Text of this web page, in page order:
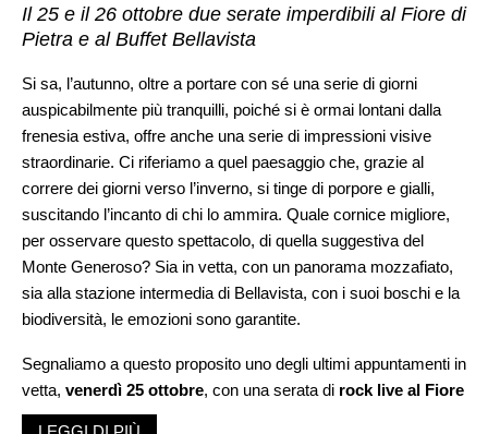
Il 25 e il 26 ottobre due serate imperdibili al Fiore di
Pietra e al Buffet Bellavista
Si sa, l’autunno, oltre a portare con sé una serie di giorni
auspicabilmente più tranquilli, poiché si è ormai lontani dalla
frenesia estiva, offre anche una serie di impressioni visive
straordinarie. Ci riferiamo a quel paesaggio che, grazie al
correre dei giorni verso l’inverno, si tinge di porpore e gialli,
suscitando l’incanto di chi lo ammira. Quale cornice migliore,
per osservare questo spettacolo, di quella suggestiva del
Monte Generoso? Sia in vetta, con un panorama mozzafiato,
sia alla stazione intermedia di Bellavista, con i suoi boschi e la
biodiversità, le emozioni sono garantite.
Segnaliamo a questo proposito uno degli ultimi appuntamenti in
vetta, venerdì 25 ottobre, con una serata di rock live al Fiore
di Pietra. L’appuntamento musicale sarà condotto dal rock